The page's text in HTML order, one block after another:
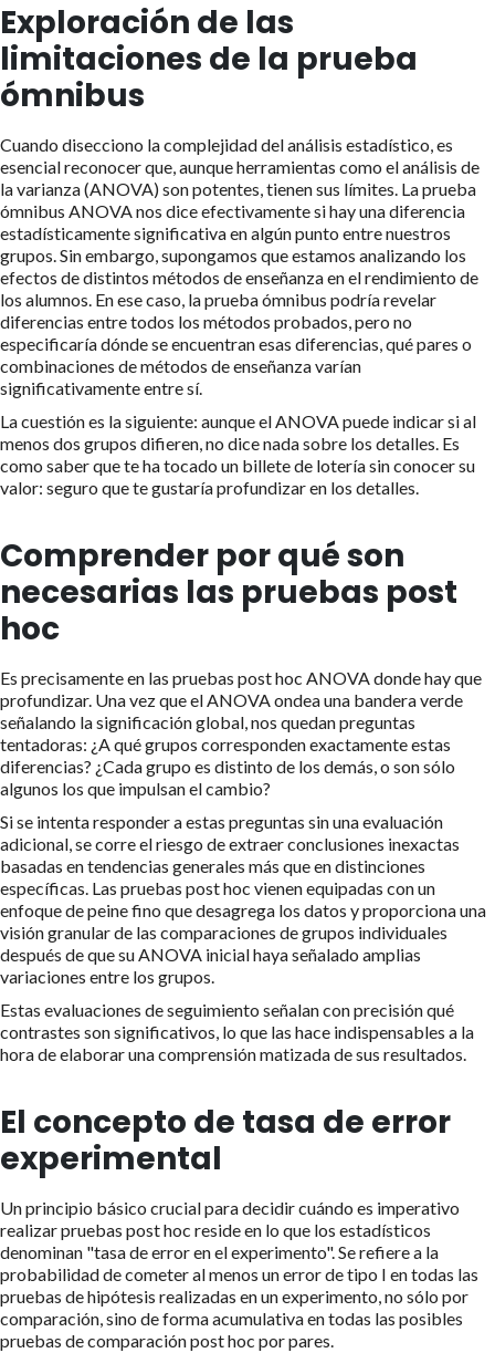
Exploración de las
limitaciones de la prueba
ómnibus
Cuando disecciono la complejidad del análisis estadístico, es
esencial reconocer que, aunque herramientas como el análisis de
la varianza (ANOVA) son potentes, tienen sus límites. La prueba
ómnibus ANOVA nos dice efectivamente si hay una diferencia
estadísticamente significativa en algún punto entre nuestros
grupos. Sin embargo, supongamos que estamos analizando los
efectos de distintos métodos de enseñanza en el rendimiento de
los alumnos. En ese caso, la prueba ómnibus podría revelar
diferencias entre todos los métodos probados, pero no
especificaría dónde se encuentran esas diferencias, qué pares o
combinaciones de métodos de enseñanza varían
significativamente entre sí.
La cuestión es la siguiente: aunque el ANOVA puede indicar si al
menos dos grupos difieren, no dice nada sobre los detalles. Es
como saber que te ha tocado un billete de lotería sin conocer su
valor: seguro que te gustaría profundizar en los detalles.
Comprender por qué son
necesarias las pruebas post
hoc
Es precisamente en las pruebas post hoc ANOVA donde hay que
profundizar. Una vez que el ANOVA ondea una bandera verde
señalando la significación global, nos quedan preguntas
tentadoras: ¿A qué grupos corresponden exactamente estas
diferencias? ¿Cada grupo es distinto de los demás, o son sólo
algunos los que impulsan el cambio?
Si se intenta responder a estas preguntas sin una evaluación
adicional, se corre el riesgo de extraer conclusiones inexactas
basadas en tendencias generales más que en distinciones
específicas. Las pruebas post hoc vienen equipadas con un
enfoque de peine fino que desagrega los datos y proporciona una
visión granular de las comparaciones de grupos individuales
después de que su ANOVA inicial haya señalado amplias
variaciones entre los grupos.
Estas evaluaciones de seguimiento señalan con precisión qué
contrastes son significativos, lo que las hace indispensables a la
hora de elaborar una comprensión matizada de sus resultados.
El concepto de tasa de error
experimental
Un principio básico crucial para decidir cuándo es imperativo
realizar pruebas post hoc reside en lo que los estadísticos
denominan "tasa de error en el experimento". Se refiere a la
probabilidad de cometer al menos un error de tipo I en todas las
pruebas de hipótesis realizadas en un experimento, no sólo por
comparación, sino de forma acumulativa en todas las posibles
pruebas de comparación post hoc por pares.